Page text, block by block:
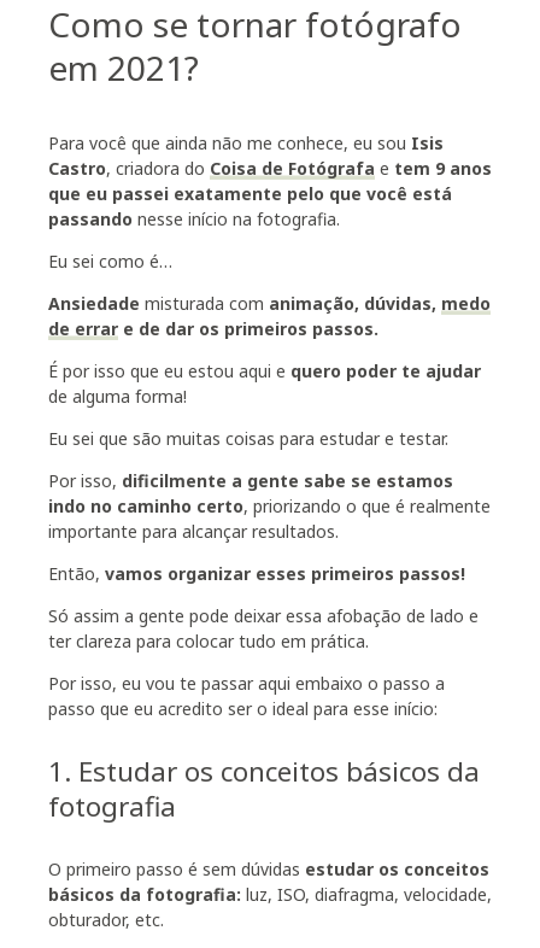
Como se tornar fotógrafo
em 2021?
Para você que ainda não me conhece, eu sou Isis
Castro, criadora do Coisa de Fotógrafa e tem 9 anos
que eu passei exatamente pelo que você está
passando nesse início na fotografia.
Eu sei como é…
Ansiedade misturada com animação, dúvidas, medo
de errar e de dar os primeiros passos.
É por isso que eu estou aqui e quero poder te ajudar
de alguma forma!
Eu sei que são muitas coisas para estudar e testar.
Por isso, dificilmente a gente sabe se estamos
indo no caminho certo, priorizando o que é realmente
importante para alcançar resultados.
Então, vamos organizar esses primeiros passos!
Só assim a gente pode deixar essa afobação de lado e
ter clareza para colocar tudo em prática.
Por isso, eu vou te passar aqui embaixo o passo a
passo que eu acredito ser o ideal para esse início:
1. Estudar os conceitos básicos da
fotografia
O primeiro passo é sem dúvidas estudar os conceitos
básicos da fotografia: luz, ISO, diafragma, velocidade,
obturador, etc.